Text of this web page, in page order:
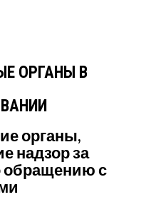
ОРГАНЫ В
органы,
надзор за
обращению с